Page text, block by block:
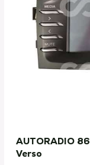
AUTORADIO
Verso